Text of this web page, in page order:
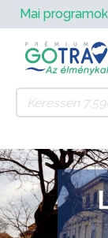
Mai programok